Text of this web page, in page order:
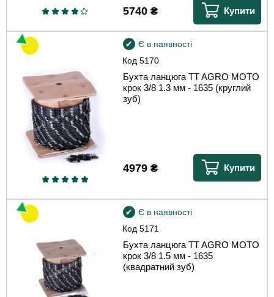
5740₴ Купити
Код5170
Є в наявності
Бухта ланцюга TT AGRO MOTO
крок 3/8 1.3 мм - 1635 (круглий
зуб)
4979₴ Купити
Код5171
Є в наявності
Бухта ланцюга TT AGRO MOTO
крок 3/8 1.5 мм - 1635
(квадратний зуб)